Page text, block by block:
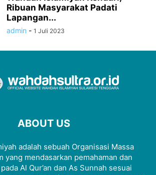
Ribuan Masyarakat Padati
Lapangan...
admin - 1 Juli 2023
ABOUT US
adalah sebuah Organisasi Massa
yang mendasarkan pemahaman dan
Al Qur’an dan As Sunnah sesuai